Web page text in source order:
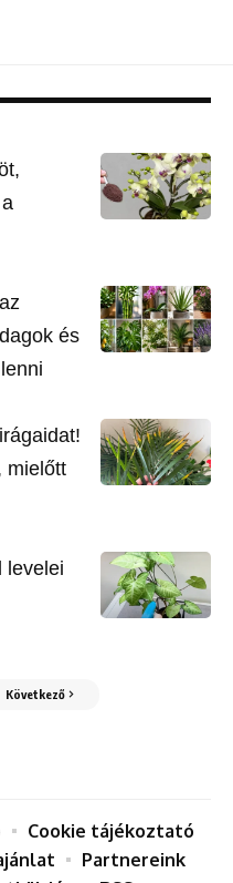
és
mielőtt
levelei
Következő
Cookie tájékoztató
Partnereink